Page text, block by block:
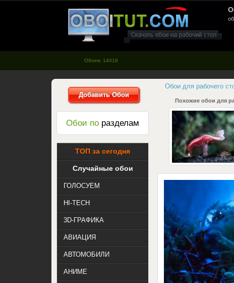
oboitut.com - Обои для рабочего
столаОбоев: 14018
Обои для рабочего
Похожие обои для
Добавить Обои
Обои по разделам
ТОП за сегодня
Случайные обои
ГОЛОСУЕМ
HI-TECH
3D-ГРАФИКА
АВИАЦИЯ
АВТОМОБИЛИ
АНИМЕ